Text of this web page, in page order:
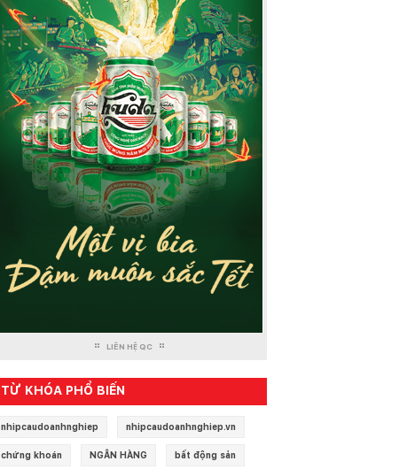
LIÊN HỆ QC
TỪ KHÓA PHỔ BIẾN
nhipcaudoanhnghiep nhipcaudoanhnghiep.vn
chứng khoán NGÂN HÀNG bất động sản